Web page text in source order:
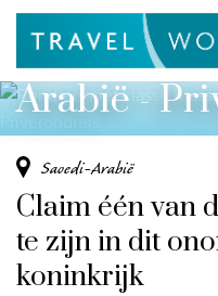
De mooiste
Baoase Luxury
Lux* Grand Baie
Bekijk alle
Unieke
Homepage
Rondreis met klasse
Arabië -
Saoedi-Arabië
Claim één van
te zijn in dit
koninkrijk